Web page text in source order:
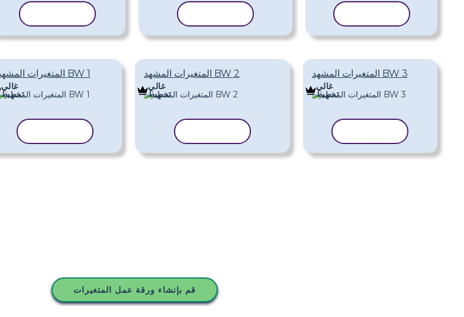
المتغيرات المشهد BW 1
غالي
تَخطِيط
المتغيرات المشهد BW 2
غالي
تَخطِيط
المتغيرات المشهد BW 3
غالي
تَخطِيط
قم بإنشاء ورقة عمل المتغيرات